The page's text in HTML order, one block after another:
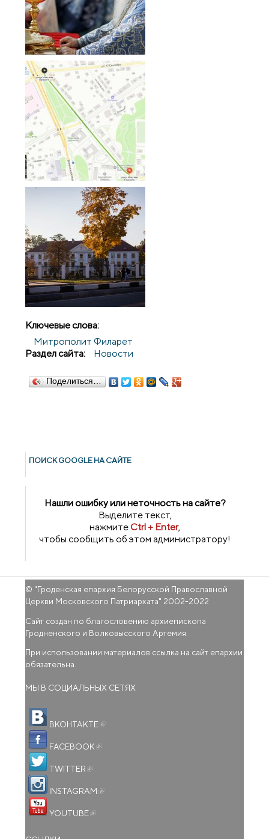
Ключевые слова:
Митрополит Филарет
Раздел сайта:
Новости
Поделиться…
ПОИСК GOОGLE НА САЙТЕ
Нашли ошибку или неточность на сайте?
Выделите текст,
нажмитеCtrl + Enter,
чтобы сообщить об этом администратору!
© "Гроденская епархия Белорусской Православной
Церкви Московского Патриархата" 2002-2022
Сайт создан по благословению архиепископа
Гродненского и Волковысского Артемия.
При использовании материалов ссылка на сайт епархии
обязательна.
МЫ В СОЦИАЛЬНЫХ СЕТЯХ
ВКОНТАКТЕ
FACEBOOK
TWITTER
INSTAGRAM
YOUTUBE